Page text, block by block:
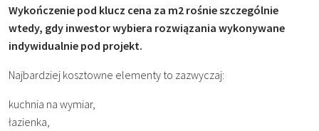
Wykończenie pod klucz cena za m2 rośnie szczególnie
wtedy, gdy inwestor wybiera rozwiązania wykonywane
indywidualnie pod projekt.
Najbardziej kosztowne elementy to zazwyczaj:
kuchnia na wymiar,
łazienka,